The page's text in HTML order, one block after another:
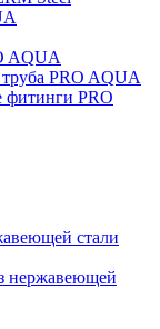
AQUA
PRO AQUA
PRO
стали
нержавеющей